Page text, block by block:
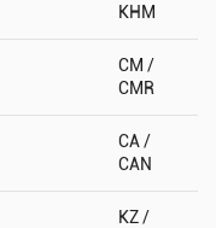
KHM
CM /
CMR
CA /
CAN
KZ /